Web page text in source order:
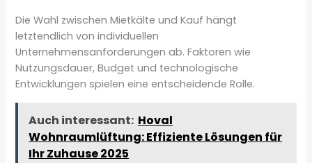
Die Wahl zwischen Mietkälte und Kauf hängt
letztendlich von individuellen
Unternehmensanforderungen ab. Faktoren wie
Nutzungsdauer, Budget und technologische
Entwicklungen spielen eine entscheidende Rolle.
Auch interessant: Hoval
Wohnraumlüftung: Effiziente Lösungen für
Ihr Zuhause 2025